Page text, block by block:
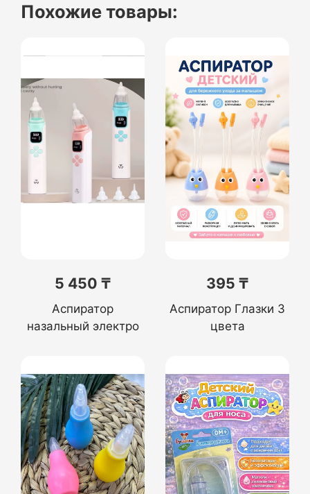
Похожие товары:
5 450 ₸
Аспиратор
назальный электро
395 ₸
Аспиратор Глазки 3
цвета